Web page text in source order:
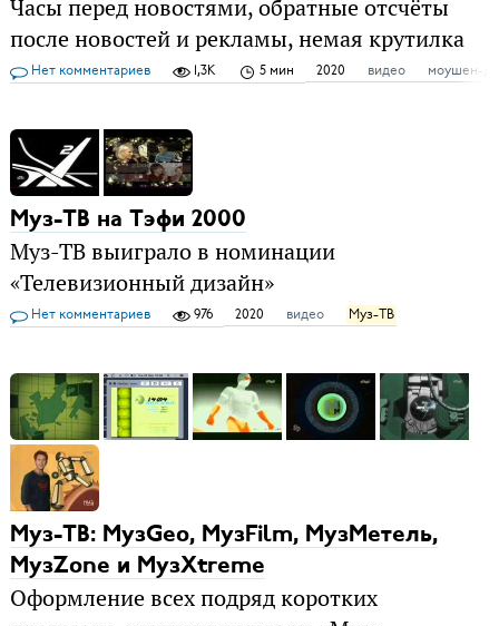
Часы перед новостями, обратные отсчёты
после новостей и рекламы, немая крутилка
Нет комментариев 1,3K 5 мин 2020 видео моушен-
Муз-ТВ на Тэфи 2000
Муз-ТВ выиграло в номинации
«Телевизионный дизайн»
Нет комментариев 976 2020 видео Муз-ТВ
Муз-ТВ: МузGeo, МузFilm, МузМетель,
МузZone и МузXtreme
Оформление всех подряд коротких